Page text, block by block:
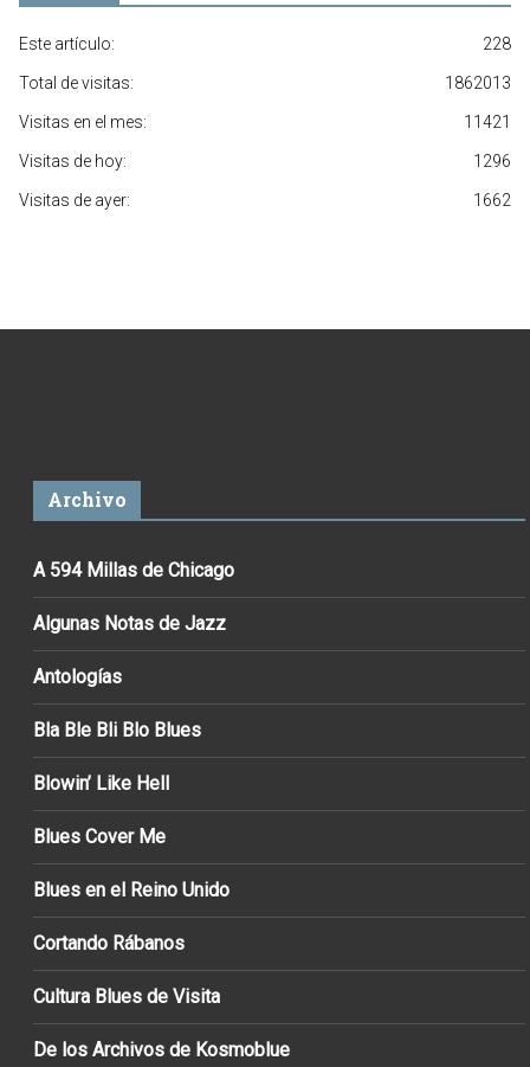
228
Este artículo:
1862013
Total de visitas:
11421
Visitas en el mes:
1296
Visitas de hoy:
1662
Visitas de ayer:
Archivo
A 594 Millas de Chicago
Algunas Notas de Jazz
Antologías
Bla Ble Bli Blo Blues
Blowin’ Like Hell
Blues Cover Me
Blues en el Reino Unido
Cortando Rábanos
Cultura Blues de Visita
De los Archivos de Kosmoblue